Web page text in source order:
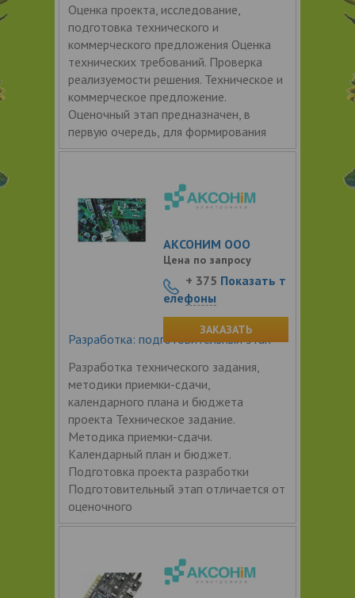
Оценка проекта, исследование,
подготовка технического и
коммерческого предложения Оценка
технических требований. Проверка
реализуемости решения. Техническое и
коммерческое предложение.
Оценочный этап предназначен, в
первую очередь, для формирования
Разработка: подготовительный этап
Разработка технического задания,
методики приемки-сдачи,
календарного плана и бюджета
проекта Техническое задание.
Методика приемки-сдачи.
Календарный план и бюджет.
Подготовка проекта разработки
Подготовительный этап отличается от
оценочного
АКСОНИМ ООО
Цена по запросу
+ 375 Показать т
елефоны
ЗАКАЗАТЬ